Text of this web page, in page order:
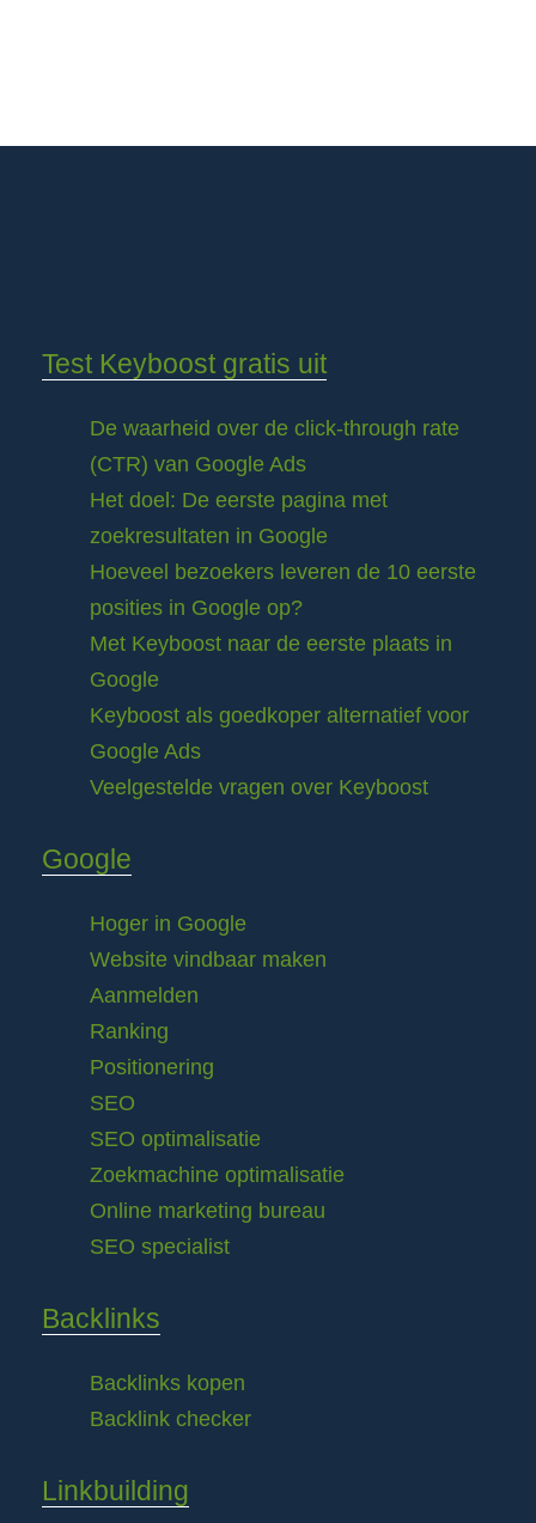
Test Keyboost gratis uit
De waarheid over de click-through rate
(CTR) van Google Ads
Het doel: De eerste pagina met
zoekresultaten in Google
Hoeveel bezoekers leveren de 10 eerste
posities in Google op?
Met Keyboost naar de eerste plaats in
Google
Keyboost als goedkoper alternatief voor
Google Ads
Veelgestelde vragen over Keyboost
Google
Hoger in Google
Website vindbaar maken
Aanmelden
Ranking
Positionering
SEO
SEO optimalisatie
Zoekmachine optimalisatie
Online marketing bureau
SEO specialist
Backlinks
Backlinks kopen
Backlink checker
Linkbuilding